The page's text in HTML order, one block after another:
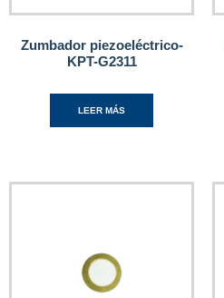
Zumbador piezoeléctrico-
KPT-G2311
LEER MÁS